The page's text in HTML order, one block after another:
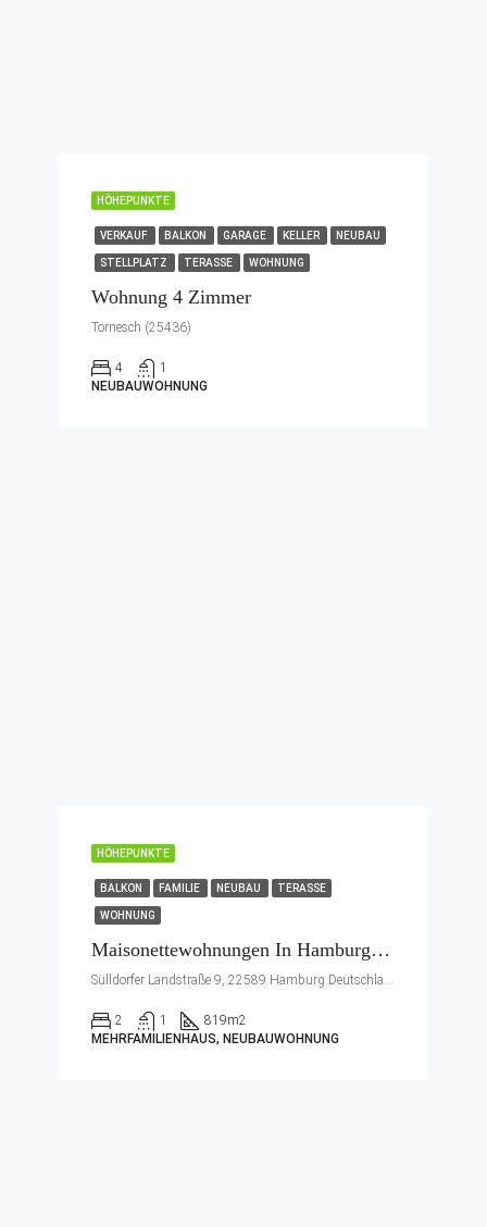
HÖHEPUNKTE
VERKAUF BALKON GARAGE KELLER NEUBAU
STELLPLATZ TERASSE WOHNUNG
Wohnung 4 Zimmer
Tornesch (25436)
4
1
NEUBAUWOHNUNG
HÖHEPUNKTE
BALKON FAMILIE NEUBAU TERASSE
WOHNUNG
Maisonettewohnungen In Hamburg-Iserbrook
Sülldorfer Landstraße 9, 22589 Hamburg Deutschland
2 1 819m2
MEHRFAMILIENHAUS, NEUBAUWOHNUNG